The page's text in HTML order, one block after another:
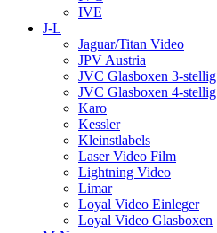
IVE
J-L
Jaguar/Titan Video
JPV Austria
JVC Glasboxen 3-stellig
JVC Glasboxen 4-stellig
Karo
Kessler
Kleinstlabels
Laser Video Film
Lightning Video
Limar
Loyal Video Einleger
Loyal Video Glasboxen